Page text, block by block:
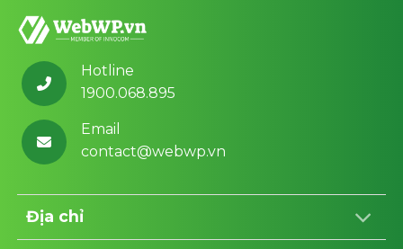
Hotline
1900.068.895
Email
contact@webwp.vn
Địa chỉ